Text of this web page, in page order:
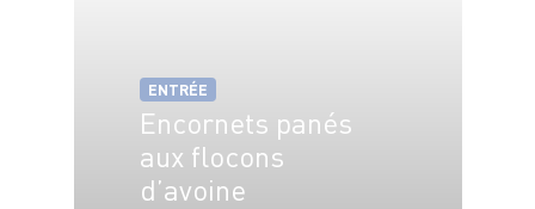
ENTRÉE
Encornets panés
aux flocons
d’avoine